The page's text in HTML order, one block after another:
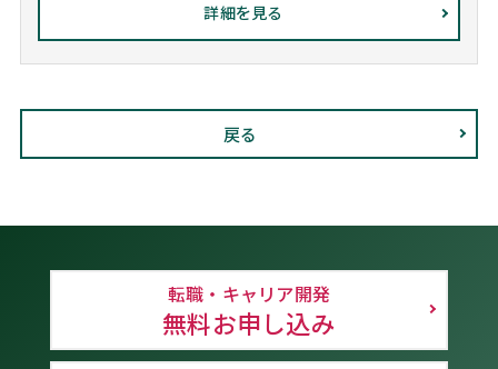
詳細を見る
戻る
転職・キャリア開発
無料お申し込み